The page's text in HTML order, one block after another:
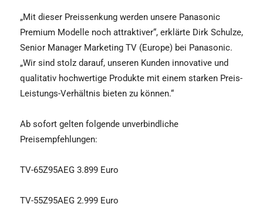
„Mit dieser Preissenkung werden unsere Panasonic
Premium Modelle noch attraktiver“, erklärte Dirk Schulze,
Senior Manager Marketing TV (Europe) bei Panasonic.
„Wir sind stolz darauf, unseren Kunden innovative und
qualitativ hochwertige Produkte mit einem starken Preis-
Leistungs-Verhältnis bieten zu können.“
Ab sofort gelten folgende unverbindliche
Preisempfehlungen:
TV-65Z95AEG 3.899 Euro
TV-55Z95AEG 2.999 Euro